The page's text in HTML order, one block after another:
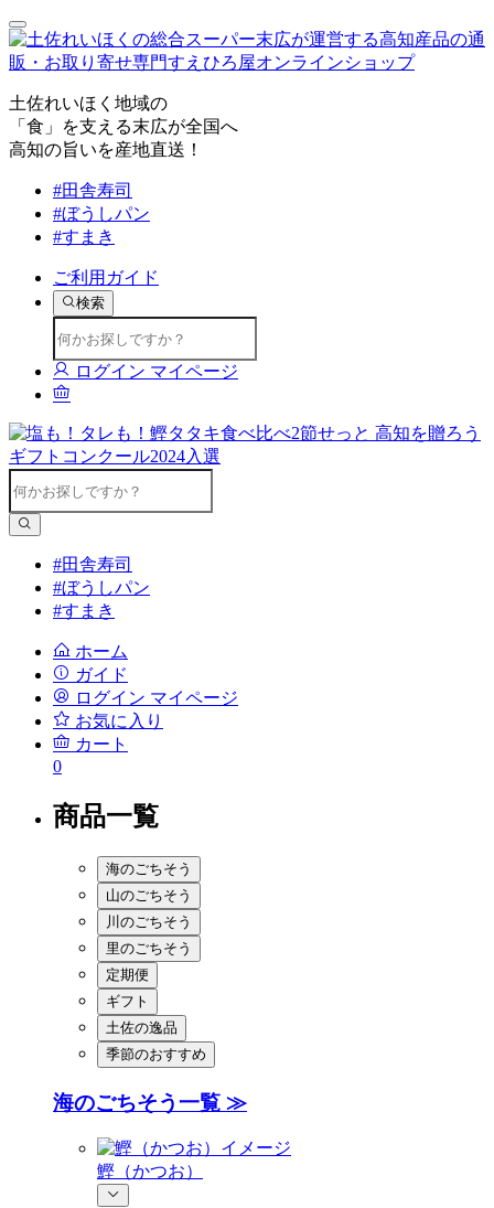
土佐れいほく地域の
「食」を支える末広が全国へ
高知の旨いを産地直送！
#田舎寿司
#ぼうしパン
#すまき
ご利用ガイド
検索
ログイン マイページ
#田舎寿司
#ぼうしパン
#すまき
ホーム
ガイド
ログイン マイページ
お気に入り
カート
0
商品一覧
海のごちそう
山のごちそう
川のごちそう
里のごちそう
定期便
ギフト
土佐の逸品
季節のおすすめ
海のごちそう一覧 ≫
鰹（かつお）